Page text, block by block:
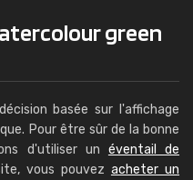
green
basée sur l'affichage
Pour être sûr de la bonne
d'utiliser un éventail de
vous pouvez acheter un